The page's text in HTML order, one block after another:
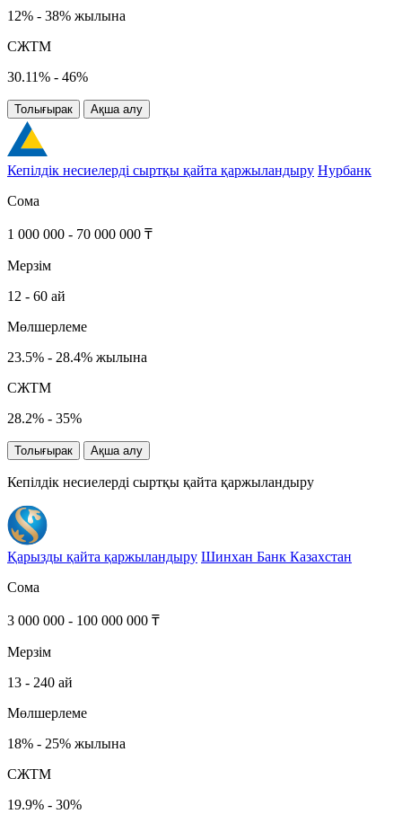
12% - 38% жылына
СЖТМ
30.11% - 46%
Толығырак Ақша алу
Кепілдік несиелерді сыртқы қайта қаржыландыру Нурбанк
Сома
1 000 000 - 70 000 000 ₸
Мерзім
12 - 60 ай
Мөлшерлеме
23.5% - 28.4% жылына
СЖТМ
28.2% - 35%
Толығырак Ақша алу
Кепілдік несиелерді сыртқы қайта қаржыландыру
Қарызды қайта қаржыландыру Шинхан Банк Казахстан
Сома
3 000 000 - 100 000 000 ₸
Мерзім
13 - 240 ай
Мөлшерлеме
18% - 25% жылына
СЖТМ
19.9% - 30%